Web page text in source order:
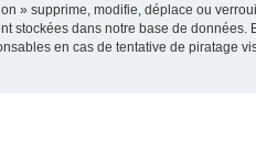
» supprime, modifie, déplace ou
stockées dans notre base de données.
en cas de tentative de piratage